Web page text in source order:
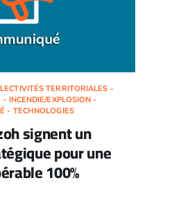
TERRITORIALES -
INCENDIE/EXPLOSION -
- TECHNOLOGIES
signent un
pour une
100%